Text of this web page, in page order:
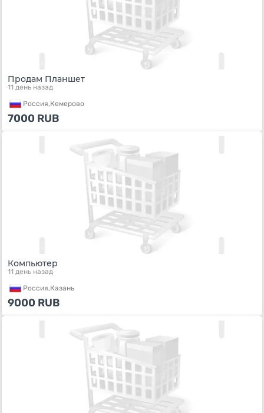
Продам Планшет
11 день назад
Россия,Кемерово
7000 RUB
Компьютер
11 день назад
Россия,Казань
9000 RUB